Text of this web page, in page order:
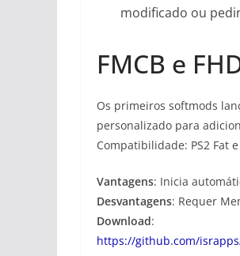
modificado ou
FMCB e
Os primeiros softmods
personalizado para
Compatibilidade: PS2 Fat
Vantagens: Inicia
Desvantagens: Requer
Download:
https://github.com/